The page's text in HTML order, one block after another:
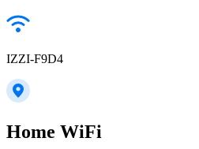
IZZI-F9D4
Home WiFi